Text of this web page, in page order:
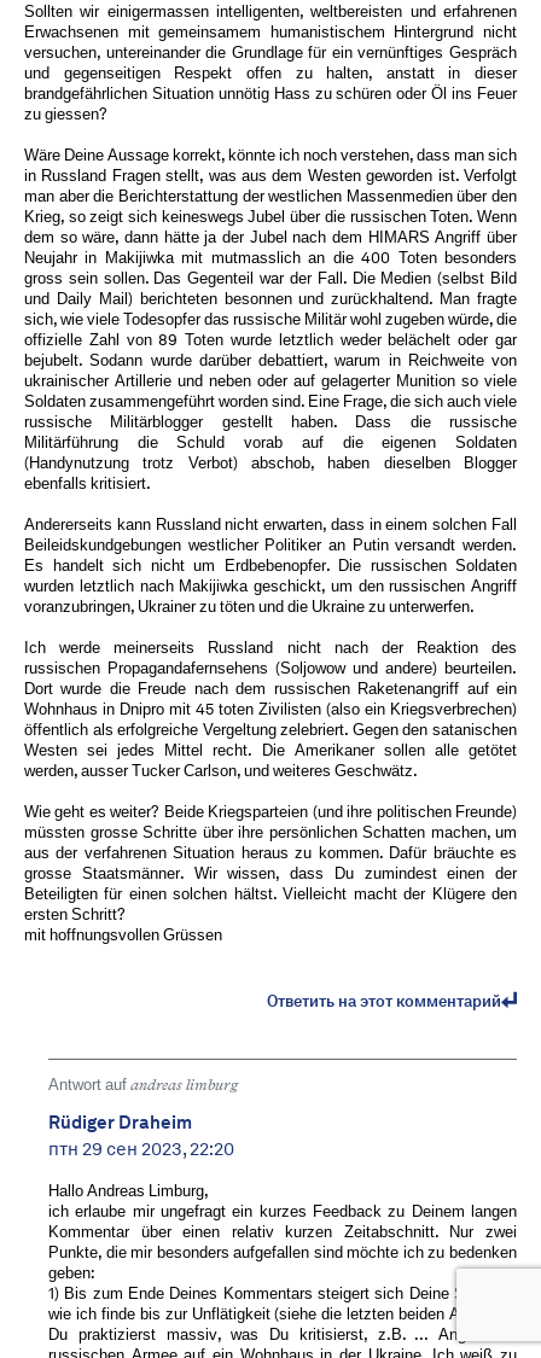
Sollten wir einigermassen intelligenten, weltbereisten und erfahrenen
Erwachsenen mit gemeinsamem humanistischem Hintergrund nicht
versuchen, untereinander die Grundlage für ein vernünftiges Gespräch
und gegenseitigen Respekt offen zu halten, anstatt in dieser
brandgefährlichen Situation unnötig Hass zu schüren oder Öl ins Feuer
zu giessen?
Wäre Deine Aussage korrekt, könnte ich noch verstehen, dass man sich
in Russland Fragen stellt, was aus dem Westen geworden ist. Verfolgt
man aber die Berichterstattung der westlichen Massenmedien über den
Krieg, so zeigt sich keineswegs Jubel über die russischen Toten. Wenn
dem so wäre, dann hätte ja der Jubel nach dem HIMARS Angriff über
Neujahr in Makijiwka mit mutmasslich an die 400 Toten besonders
gross sein sollen. Das Gegenteil war der Fall. Die Medien (selbst Bild
und Daily Mail) berichteten besonnen und zurückhaltend. Man fragte
sich, wie viele Todesopfer das russische Militär wohl zugeben würde, die
offizielle Zahl von 89 Toten wurde letztlich weder belächelt oder gar
bejubelt. Sodann wurde darüber debattiert, warum in Reichweite von
ukrainischer Artillerie und neben oder auf gelagerter Munition so viele
Soldaten zusammengeführt worden sind. Eine Frage, die sich auch viele
russische Militärblogger gestellt haben. Dass die russische
Militärführung die Schuld vorab auf die eigenen Soldaten
(Handynutzung trotz Verbot) abschob, haben dieselben Blogger
ebenfalls kritisiert.
Andererseits kann Russland nicht erwarten, dass in einem solchen Fall
Beileidskundgebungen westlicher Politiker an Putin versandt werden.
Es handelt sich nicht um Erdbebenopfer. Die russischen Soldaten
wurden letztlich nach Makijiwka geschickt, um den russischen Angriff
voranzubringen, Ukrainer zu töten und die Ukraine zu unterwerfen.
Ich werde meinerseits Russland nicht nach der Reaktion des
russischen Propagandafernsehens (Soljowow und andere) beurteilen.
Dort wurde die Freude nach dem russischen Raketenangriff auf ein
Wohnhaus in Dnipro mit 45 toten Zivilisten (also ein Kriegsverbrechen)
öffentlich als erfolgreiche Vergeltung zelebriert. Gegen den satanischen
Westen sei jedes Mittel recht. Die Amerikaner sollen alle getötet
werden, ausser Tucker Carlson, und weiteres Geschwätz.
Wie geht es weiter? Beide Kriegsparteien (und ihre politischen Freunde)
müssten grosse Schritte über ihre persönlichen Schatten machen, um
aus der verfahrenen Situation heraus zu kommen. Dafür bräuchte es
grosse Staatsmänner. Wir wissen, dass Du zumindest einen der
Beteiligten für einen solchen hältst. Vielleicht macht der Klügere den
ersten Schritt?
mit hoffnungsvollen Grüssen
Ответить на этот комментарий
Antwort auf andreas limburg
Rüdiger Draheim
птн 29 сен 2023, 22:20
Hallo Andreas Limburg,
ich erlaube mir ungefragt ein kurzes Feedback zu Deinem langen
Kommentar über einen relativ kurzen Zeitabschnitt. Nur zwei
Punkte, die mir besonders aufgefallen sind möchte ich zu bedenken
geben:
1) Bis zum Ende Deines Kommentars steigert sich Deine Sprache,
wie ich finde bis zur Unflätigkeit (siehe die letzten beiden Absätze).
Du praktizierst massiv, was Du kritisierst, z.B. ... Angriff der